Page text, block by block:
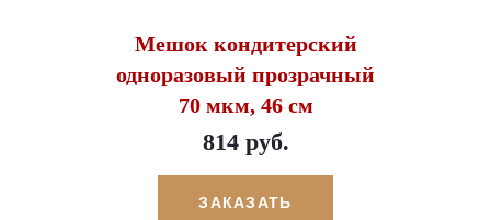
Мешок кондитерский
одноразовый прозрачный
70 мкм, 46 см
814 руб.
ЗАКАЗАТЬ